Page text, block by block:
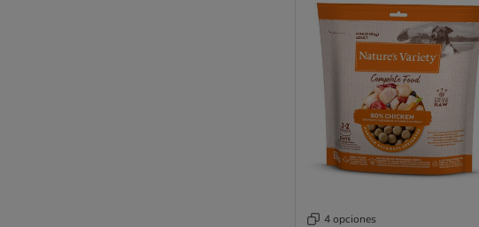
4 opciones